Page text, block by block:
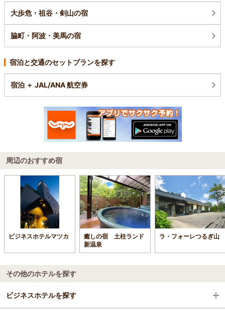
大歩危・祖谷・剣山の宿
脇町・阿波・美馬の宿
宿泊と交通のセットプランを探す
宿泊 ＋ JAL/ANA 航空券
周辺のおすすめ宿
ビジネスホテルマツカ
癒しの宿 土柱ランド
新温泉
ラ・フォーレつるぎ山
その他のホテルを探す
ビジネスホテルを探す